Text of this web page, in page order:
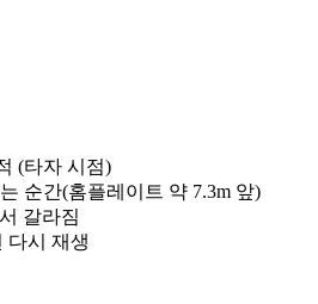
(타자 시점)
순간(홈플레이트 약 7.3m 앞)
갈라짐
다시 재생